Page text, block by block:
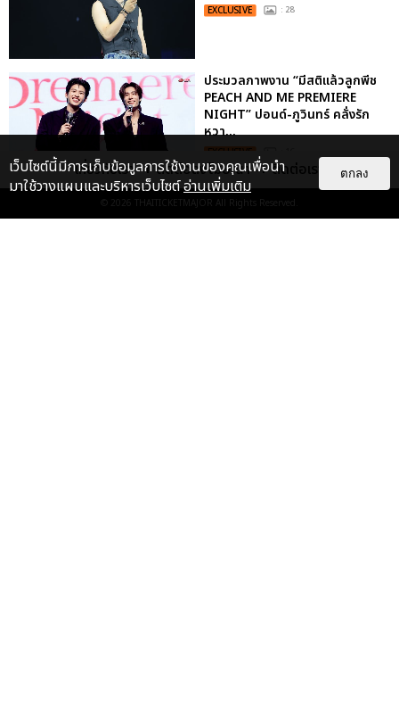
EXCLUSIVE : 28
ประมวลภาพงาน “มีสติแล้วลูกพีช
PEACH AND ME PREMIERE
NIGHT” ปอนด์-ภูวินทร์ คลั่งรัก
หวา...
EXCLUSIVE
เคมีดี มวลสนุก! ประมวลภาพ “ดิว-
ธี” เปิดตัวซีรีส์ “MR.KILL มังงะสั่ง
เกี่ยวกับเรา ติดต่อลงโฆษณา ติดต่อเรา
© 2026 THAITICKETMAJOR All Rights Reserved.
เว็บไซต์นี้มีการเก็บข้อมูลการใช้งานของคุณเพื่อนำ
มาใช้วางแผนและบริหารเว็บไซต์อ่านเพิ่มเติม
ตกลง